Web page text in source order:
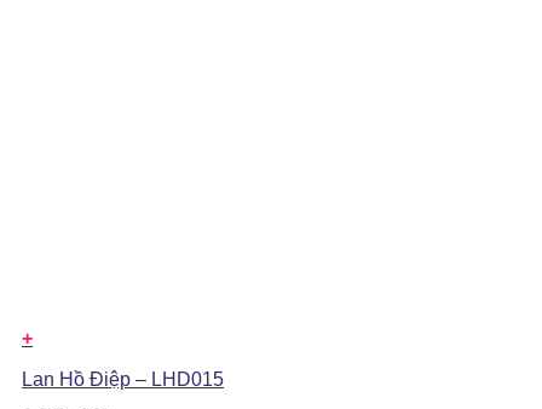
+
Lan Hồ Điệp – LHD015